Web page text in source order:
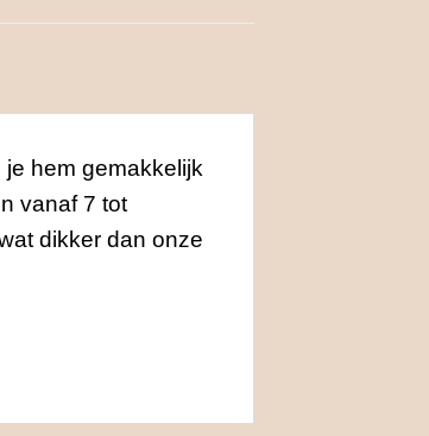
hem gemakkelijk
vanaf 7 tot
dikker dan onze